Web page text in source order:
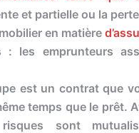
et partielle ou la
en matière
: les emprunteurs
est un contrat que
temps que le prêt.
sont